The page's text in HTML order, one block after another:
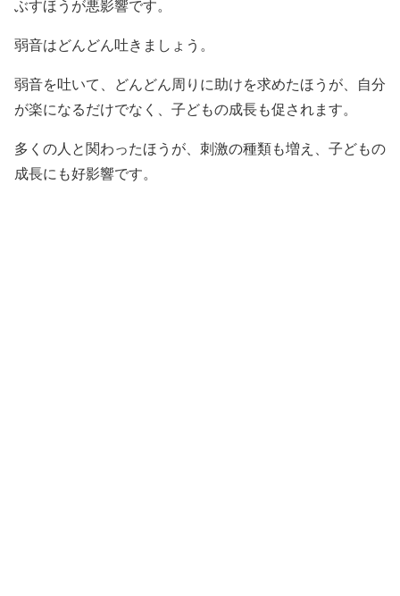
ぶすほうが悪影響です。
弱音はどんどん吐きましょう。
弱音を吐いて、どんどん周りに助けを求めたほうが、自分
が楽になるだけでなく、子どもの成長も促されます。
多くの人と関わったほうが、刺激の種類も増え、子どもの
成長にも好影響です。